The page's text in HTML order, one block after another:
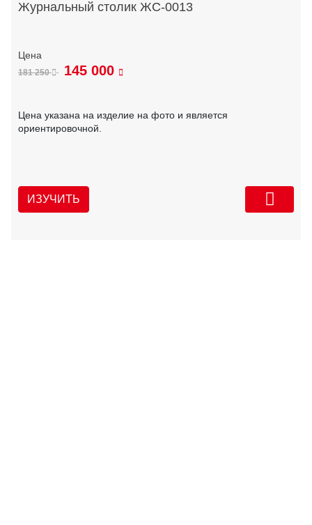
Журнальный столик ЖС-0013
181 250 145 000
Цена указана на изделие на фото и является
ориентировочной.
ИЗУЧИТЬ